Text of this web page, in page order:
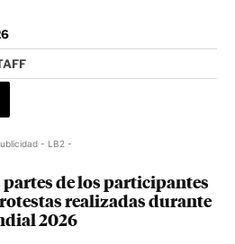
- LB2 -
partes de los participantes
realizadas durante
2026